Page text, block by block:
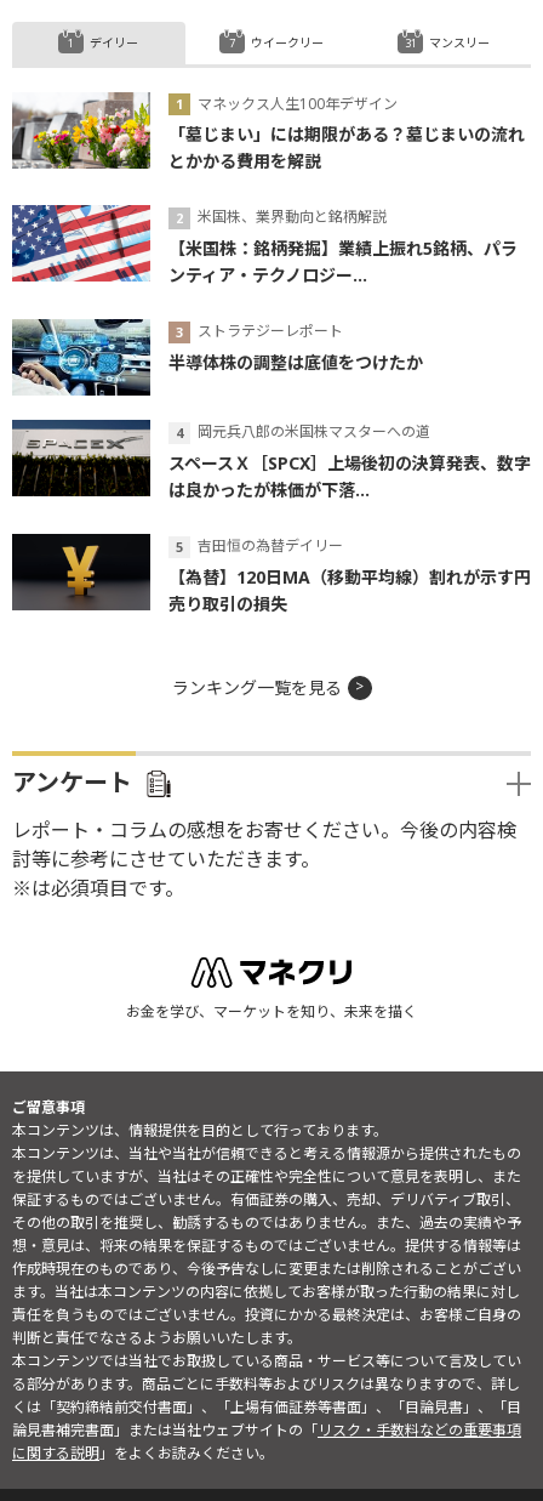
デイリー
マネックス人生100年デザイン
「墓じまい」には期限がある？墓じまいの流れ
とかかる費用を解説
米国株、業界動向と銘柄解説
【米国株：銘柄発掘】業績上振れ5銘柄、パラ
ンティア・テクノロジー...
ストラテジーレポート
半導体株の調整は底値をつけたか
岡元兵八郎の米国株マスターへの道
スペースＸ［SPCX］上場後初の決算発表、数字
は良かったが株価が下落...
吉田恒の為替デイリー
【為替】120日MA（移動平均線）割れが示す円
売り取引の損失
ウイークリー マンスリー
ランキング一覧を見る
アンケート
レポート・コラムの感想をお寄せください。今後の内容検
討等に参考にさせていただきます。
※は必須項目です。
お金を学び、マーケットを知り、未来を描く
ご留意事項
本コンテンツは、情報提供を目的として行っております。
本コンテンツは、当社や当社が信頼できると考える情報源から提供されたもの
を提供していますが、当社はその正確性や完全性について意見を表明し、また
保証するものではございません。有価証券の購入、売却、デリバティブ取引、
その他の取引を推奨し、勧誘するものではありません。また、過去の実績や予
想・意見は、将来の結果を保証するものではございません。提供する情報等は
作成時現在のものであり、今後予告なしに変更または削除されることがござい
ます。当社は本コンテンツの内容に依拠してお客様が取った行動の結果に対し
責任を負うものではございません。投資にかかる最終決定は、お客様ご自身の
判断と責任でなさるようお願いいたします。
本コンテンツでは当社でお取扱している商品・サービス等について言及してい
る部分があります。商品ごとに手数料等およびリスクは異なりますので、詳し
くは「契約締結前交付書面」、「上場有価証券等書面」、「目論見書」、「目
論見書補完書面」または当社ウェブサイトの「リスク・手数料などの重要事項
に関する説明」をよくお読みください。